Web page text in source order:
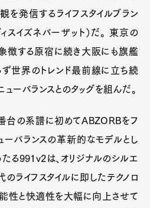
を発信するライフスタイルブラン
スイズネバーザット）だ。 東京の
象徴する原宿に続き大阪にも旗艦
ず世界のトレンド最前線に立ち続
ューバランスとのタッグを組んだ。
番台の系譜に初めてABZORBをフ
ーバランスの革新的なモデルとし
る991v2は、オリジナルのシルエ
のライフスタイルに即したテクノロ
能性と快適性を大幅に向上させて